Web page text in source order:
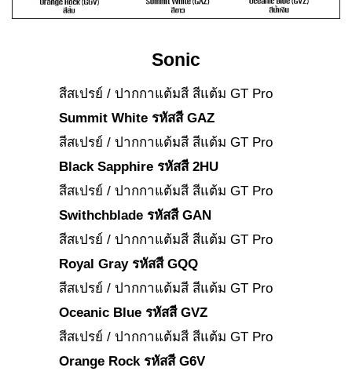
Sonic
สีสเปรย์ / ปากกาแต้มสี สีแต้ม GT Pro
Summit White รหัสสี GAZ
สีสเปรย์ / ปากกาแต้มสี สีแต้ม GT Pro
Black Sapphire รหัสสี 2HU
สีสเปรย์ / ปากกาแต้มสี สีแต้ม GT Pro
Swithchblade รหัสสี GAN
สีสเปรย์ / ปากกาแต้มสี สีแต้ม GT Pro
Royal Gray รหัสสี GQQ
สีสเปรย์ / ปากกาแต้มสี สีแต้ม GT Pro
Oceanic Blue รหัสสี GVZ
สีสเปรย์ / ปากกาแต้มสี สีแต้ม GT Pro
Orange Rock รหัสสี G6V